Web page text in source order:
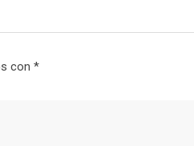
con *